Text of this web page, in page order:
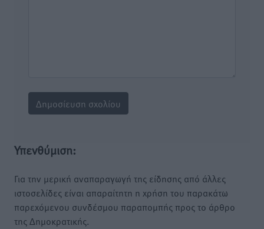
Υπενθύμιση:
Για την μερική αναπαραγωγή της είδησης από άλλες
ιστοσελίδες είναι απαραίτητη η χρήση του παρακάτω
παρεχόμενου συνδέσμου παραπομπής προς το άρθρο
της Δημοκρατικής.